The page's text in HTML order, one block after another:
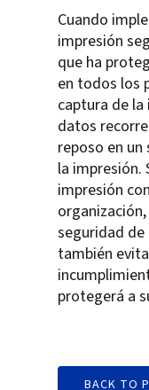
Cuando
impresión
que ha
en todos los
captura de
datos
reposo en un
la impresión.
impresión
seguridad de
también
protegerá a
BACK TO